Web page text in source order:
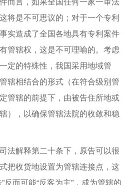
将是不可思议的；对于一个专利
实造成了全国各地具有专利案件
管辖权，这是不可理喻的。考虑
定的特殊性，我国采用地域管
辖相结合的形式（在符合级别管
管辖的前提下，由被告住所地或
），以确保管辖法院的收敛和稳
解释第二十条下，原告可以很
把收货地设置为管辖连接点，这
反而可能“反客为主”，成为管辖的